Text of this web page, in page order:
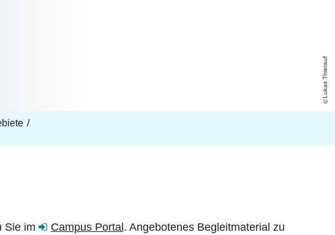
Lukas Thierauf
Sie im Campus Portal . Angebotenes Begleitmaterial zu